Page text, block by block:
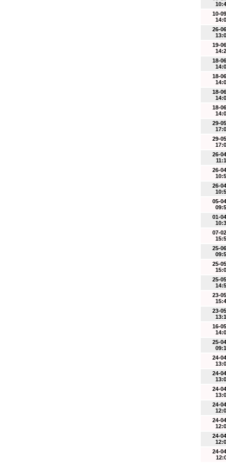
10-
26-
19-
18-
18-
18-
18-
29-
29-
26-
26-
26-
05-
01-
07-
25-
25-
25-
23-
23-
16-
25-
24-
24-
24-
24-
24-
24-
24-